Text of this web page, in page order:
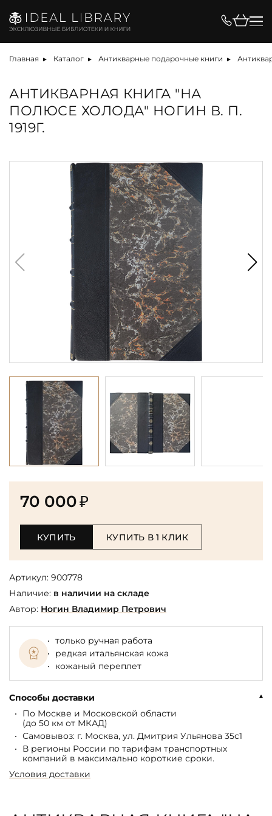
Главная Каталог Антикварные подарочные книги
АНТИКВАРНАЯ КНИГА "НА
ПОЛЮСЕ ХОЛОДА" НОГИН В. П.
1919Г.
70 000₽
КУПИТЬ КУПИТЬ В 1 КЛИК
Артикул: 900778
Наличие: в наличии на складе
Автор: Ногин Владимир Петрович
только ручная работа
редкая итальянская кожа
кожаный переплет
Способы доставки
По Москве и Московской области
(до 50 км от МКАД)
Самовывоз: г. Москва, ул. Дмитрия Ульянова 35с1
В регионы России по тарифам транспортных
компаний в максимально короткие сроки.
Условия доставки